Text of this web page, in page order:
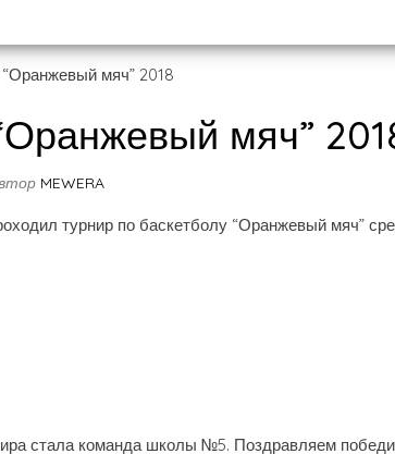
мяч”
MEWERA
турнир по баскетболу “Оранжевый мяч”
стала команда школы №5. Поздравляем